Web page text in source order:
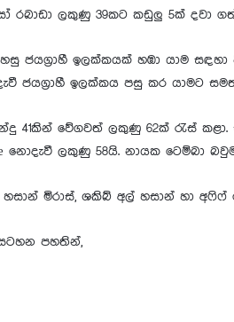
රබාඩා ලකුණු 39කට කඩුලු 5ක් දවා
ජයග්‍රාහී ඉලක්කයක් හඹා යාම සඳහා
ජයග්‍රාහී ඉලක්කය පසු කර යාමට
41කින් වේගවත් ලකුණු 62ක් රැස් කළා.
නොදැවී ලකුණු 58යි. නායක ටෙම්බා
හසාන් මිරාස්, ශකිබ් අල් හසාන් හා
පහතින්,